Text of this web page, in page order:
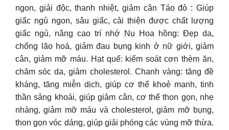
ngon, giải độc, thanh nhiệt, giảm cân Táo đỏ : Giúp
giấc ngủ ngon, sâu giấc, cải thiện được chất lượng
giấc ngủ, nâng cao trí nhớ Nụ Hoa hồng: Đẹp da,
chống lão hoá, giảm đau bụng kinh ở nữ giới, giảm
cân, giảm mỡ máu. Hạt quế: kiểm soát cơn thèm ăn,
chăm sóc da, giảm cholesterol. Chanh vàng: tăng đề
kháng, tăng miễn dịch, giúp cơ thể khoẻ mạnh, tinh
thần sảng khoái, giúp giảm cân, cơ thể thon gọn, nhẹ
nhàng, giảm mỡ máu và cholesterol, giảm mỡ bụng,
thon gọn vóc dáng, giúp giải phóng các vùng mỡ thừa.